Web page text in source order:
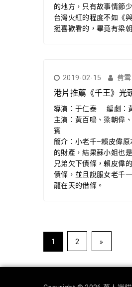
的地方，只有故事情節
台灣火紅的程度不如《
挺喜歡看的，畢竟有梁
2019-02-15 費雪
港片推薦《千王》光
導演：于仁泰 編劇：
主演：黃百鳴、梁朝偉
賓
簡介：小老千–賴皮偉
的財產，結果蘇小姐也
兄弟欠下債條，賴皮偉
債條，並且說服女老千
龍在天的借條。
文
章
分
1 2 »